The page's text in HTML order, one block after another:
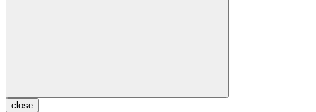
close